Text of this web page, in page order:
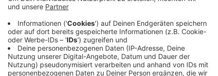
Dabei setzt Lanxess jetzt zum Beispiel auf Rapsöl.
Hinzu kommen recycelte Glasabfälle aus der
Industrie. Das spare Energie und schone die
Ressourcen.
Veröffentlicht:Montag, 18.10.2021 06:21